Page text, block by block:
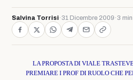
Salvina Torrisi · 31 Dicembre 2009 · 3
LA PROPOSTA DI VIALE
PREMIARE I PROF DI RUOLO CHE